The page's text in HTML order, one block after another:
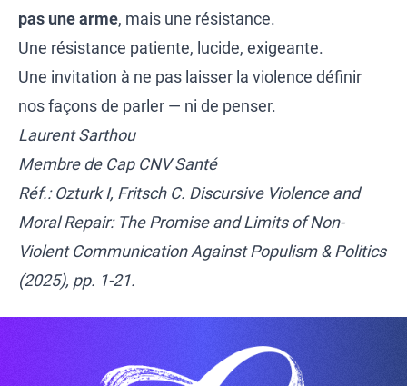
pas une arme, mais une résistance.
Une résistance patiente, lucide, exigeante.
Une invitation à ne pas laisser la violence définir
nos façons de parler — ni de penser.
Laurent Sarthou
Membre de Cap CNV Santé
Réf.: Ozturk I, Fritsch C. Discursive Violence and
Moral Repair: The Promise and Limits of Non-
Violent Communication Against Populism & Politics
(2025), pp. 1-21.